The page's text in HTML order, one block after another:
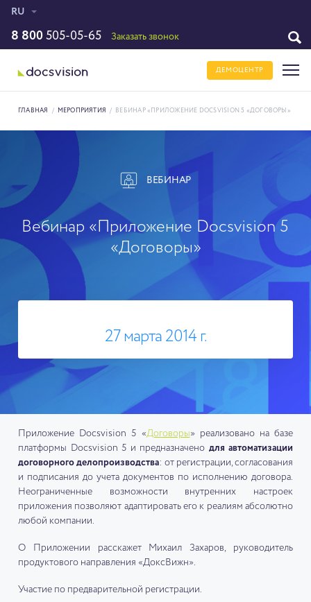
RU
8 800 505-05-65 Заказать звонок
ДЕМОЦЕНТР
ГЛАВНАЯ / МЕРОПРИЯТИЯ / ВЕБИНАР «ПРИЛОЖЕНИЕ DOCSVISION 5 «ДОГОВОРЫ»
ВЕБИНАР
Вебинар «Приложение Docsvision 5
«Договоры»
27 марта 2014 г.
Приложение Docsvision 5 «Договоры» реализовано на базе
платформы Docsvision 5 и предназначено для автоматизации
договорного делопроизводства: от регистрации, согласования
и подписания до учета документов по исполнению договора.
Неограниченные возможности внутренних настроек
приложения позволяют адаптировать его к реалиям абсолютно
любой компании.
О Приложении расскажет Михаил Захаров, руководитель
продуктового направления «ДоксВижн».
Участие по предварительной регистрации.